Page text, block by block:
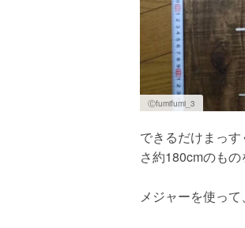
Ⓒfumifumi_3
できるだけまっ
さ約180cmのも
メジャーを使っ